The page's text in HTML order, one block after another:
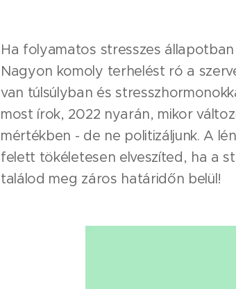
Ha folyamatos stresszes
Nagyon komoly terhelést ró a
van túlsúlyban és
most írok, 2022 nyarán, mikor
mértékben - de ne politizáljunk. A
felett tökéletesen elveszíted, ha a
találod meg záros határidőn belül!